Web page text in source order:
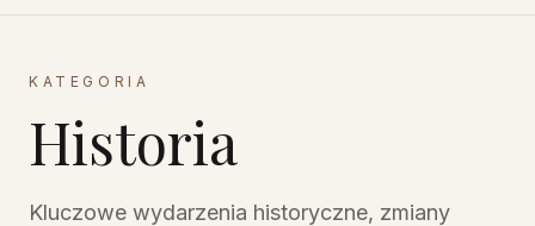
KATEGORIA
Historia
Kluczowe wydarzenia historyczne, zmiany